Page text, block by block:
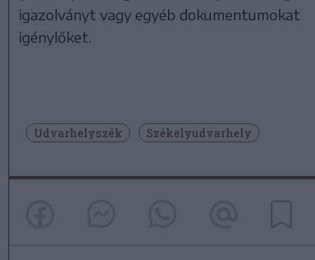
igazolványt vagy egyéb dokumentumokat
igénylőket.
Udvarhelyszék Székelyudvarhely